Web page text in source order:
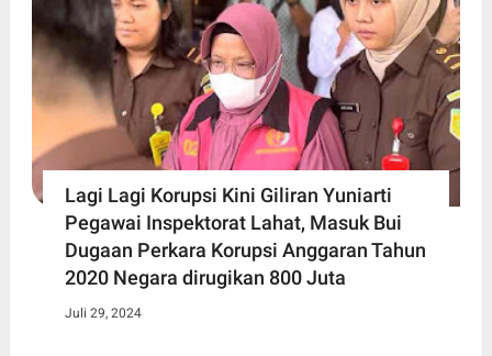
Lagi Lagi Korupsi Kini Giliran Yuniarti
Pegawai Inspektorat Lahat, Masuk Bui
Dugaan Perkara Korupsi Anggaran Tahun
2020 Negara dirugikan 800 Juta
Juli 29, 2024